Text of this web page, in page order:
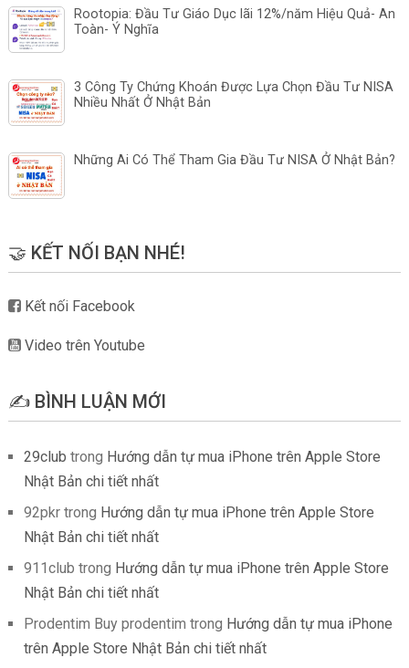
Rootopia: Đầu Tư Giáo Dục lãi 12%/năm Hiệu Quả- An
Toàn- Ý Nghĩa
3 Công Ty Chứng Khoán Được Lựa Chọn Đầu Tư NISA
Nhiều Nhất Ở Nhật Bản
Những Ai Có Thể Tham Gia Đầu Tư NISA Ở Nhật Bản?
🤝 KẾT NỐI BẠN NHÉ!
Kết nối Facebook
Video trên Youtube
✍️ BÌNH LUẬN MỚI
29club trong Hướng dẫn tự mua iPhone trên Apple Store
Nhật Bản chi tiết nhất
92pkrtrong Hướng dẫn tự mua iPhone trên Apple Store
Nhật Bản chi tiết nhất
911club trong Hướng dẫn tự mua iPhone trên Apple Store
Nhật Bản chi tiết nhất
Prodentim Buy prodentim trong Hướng dẫn tự mua iPhone
trên Apple Store Nhật Bản chi tiết nhất